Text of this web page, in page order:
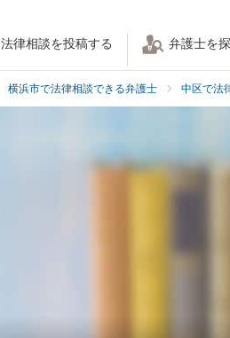
法律相談を投稿する 弁護士を
横浜市で法律相談できる弁護士 中区で法